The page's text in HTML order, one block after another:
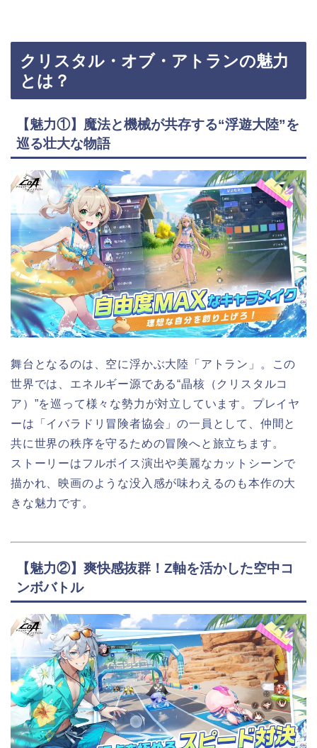
クリスタル・オブ・アトランの魅力
とは？
【魅力①】魔法と機械が共存する“浮遊大陸”を
巡る壮大な物語
舞台となるのは、空に浮かぶ大陸「アトラン」。この
世界では、エネルギー源である“晶核（クリスタルコ
ア）”を巡って様々な勢力が対立しています。プレイヤ
ーは「イバラドリ冒険者協会」の一員として、仲間と
共に世界の秩序を守るための冒険へと旅立ちます。
ストーリーはフルボイス演出や美麗なカットシーンで
描かれ、映画のような没入感が味わえるのも本作の大
きな魅力です。
【魅力②】爽快感抜群！Z軸を活かした空中コ
ンボバトル